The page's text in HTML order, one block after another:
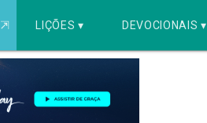
⇱ LIÇÕES ▾ DEVOCIONAIS ▾